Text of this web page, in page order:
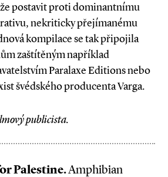
postavit proti dominantnímu
nekriticky přejímanému
kompilace se tak připojila
zaštítěným například
Paralaxe Editions nebo
švédského producenta Varga.
publicista.
Palestine.Amphibian